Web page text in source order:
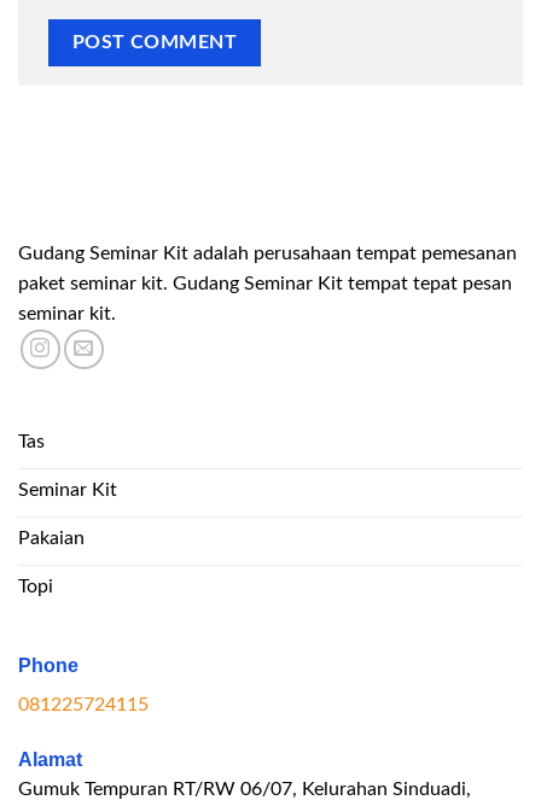
Gudang Seminar Kit adalah perusahaan tempat pemesanan
paket seminar kit. Gudang Seminar Kit tempat tepat pesan
seminar kit.
Tas
Seminar Kit
Pakaian
Topi
Phone
081225724115
Alamat
Gumuk Tempuran RT/RW 06/07, Kelurahan Sinduadi,